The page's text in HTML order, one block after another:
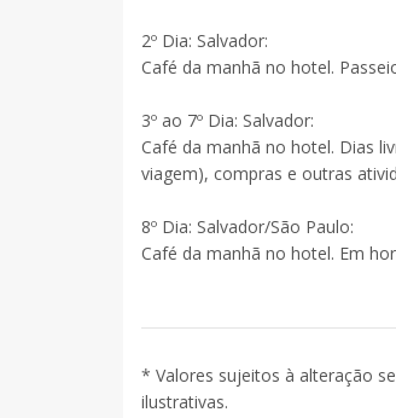
2º Dia: Salvador:
Café da manhã no hotel.
3º ao 7º Dia: Salvador:
Café da manhã no hotel. Dias
viagem), compras e outras
8º Dia: Salvador/São Paulo:
Café da manhã no hotel. Em
* Valores sujeitos à alteração
ilustrativas.